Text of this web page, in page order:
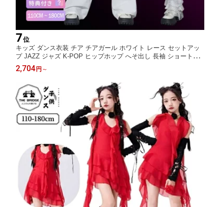
7位
キッズ ダンス衣装 チア チアガール ホワイト レース セットアッ
プ JAZZ ジャズ K-POP ヒップホップ へそ出し 長袖 ショートパ
ンツ スカート 発表会 演出服 団体衣装 韓国風 110-180cm
2,704 円 ～